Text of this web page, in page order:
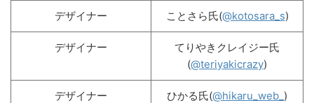
デザイナー ことさら氏(@kotosara_s)
デザイナー
てりやきクレイジー氏
(@teriyakicrazy)
デザイナー ひかる氏(@hikaru_web_ )